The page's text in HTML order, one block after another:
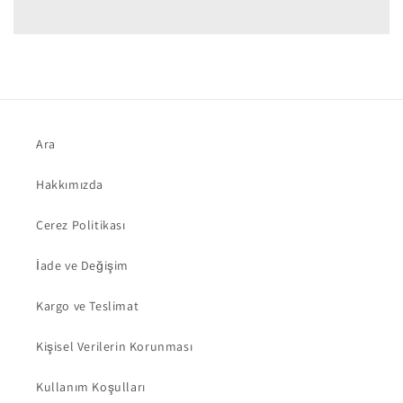
Ara
Hakkımızda
Çerez Politikası
İade ve Değişim
Kargo ve Teslimat
Kişisel Verilerin Korunması
Kullanım Koşulları